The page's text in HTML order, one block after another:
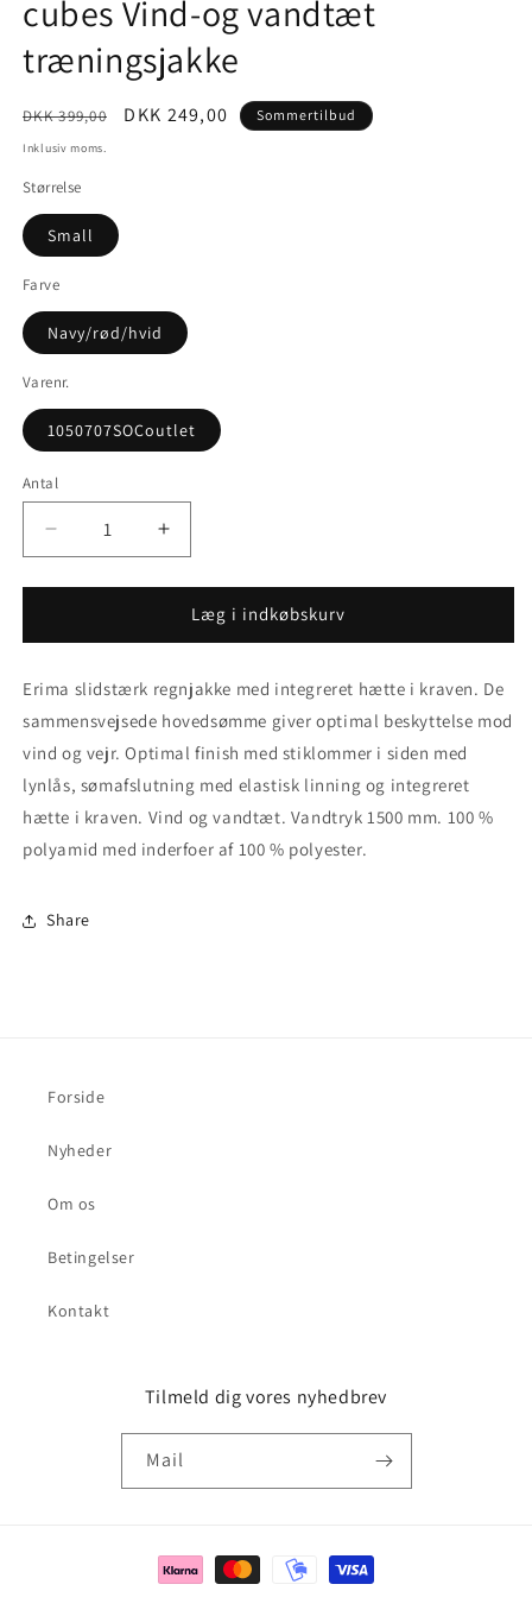
cubes Vind-og vandtæt
træningsjakke
Normalpris
DKK 399,00 Udsalgspris
DKK 249,00 Sommertilbud
Inklusiv moms.
Størrelse
Small
Farve
Navy/rød/hvid
Varenr.
1050707SOCoutlet
Antal
Reducer
antallet
for
-
Small
-
cubes
Vind-
og
vandtæt
træningsjakke
Øg
antallet
for
Outlet
-
Small
-
cubes
Vind-
og
vandtæt
træningsjakke
Læg i indkøbskurv
Erima slidstærk regnjakke med integreret hætte i kraven. De
sammensvejsede hovedsømme giver optimal beskyttelse mod
vind og vejr. Optimal finish med stiklommer i siden med
lynlås, sømafslutning med elastisk linning og integreret
hætte i kraven. Vind og vandtæt. Vandtryk 1500 mm. 100 %
polyamid med inderfoer af 100 % polyester.
Share
Forside
Nyheder
Om os
Betingelser
Kontakt
Tilmeld dig vores nyhedbrev
Mail
Betalingsmetoder